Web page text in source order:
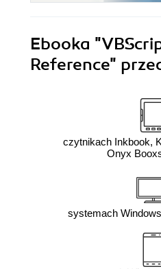
Ebooka
Reference"
czytnikach Inkbook,
Onyx
systemach